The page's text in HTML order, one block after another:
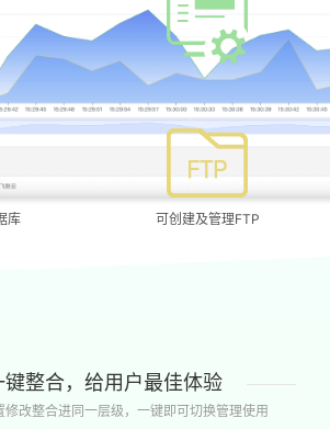
环境 创建及管理网站
库 可创建及管理FTP
键整合，给用户最佳体验
修改整合进同一层级，一键即可切换管理使用